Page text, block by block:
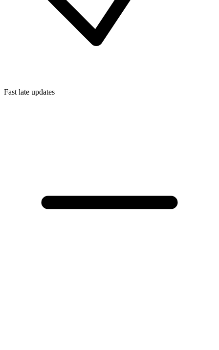
Fast late updates